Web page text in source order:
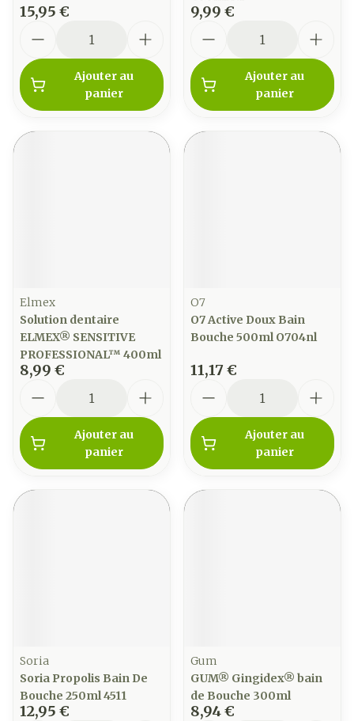
15,95 €
Ajouter au
panier
9,99 €
Ajouter au
panier
Elmex
Solution dentaire
ELMEX® SENSITIVE
PROFESSIONAL™ 400ml
8,99 €
Ajouter au
panier
O7
O7 Active Doux Bain
Bouche 500ml O704nl
11,17 €
Ajouter au
panier
Soria
Soria Propolis Bain De
Bouche 250ml 4511
12,95 €
Gum
GUM® Gingidex® bain
de Bouche 300ml
8,94 €